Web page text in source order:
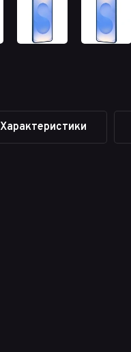
Характеристики